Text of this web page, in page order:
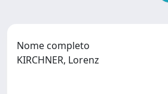
Nome completo
KIRCHNER, Lorenz